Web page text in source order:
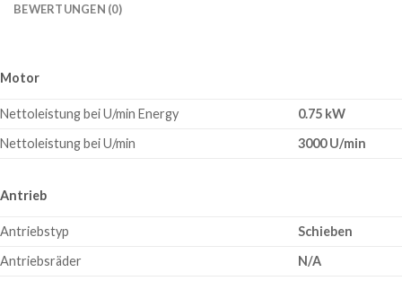
BEWERTUNGEN (0)
Motor
Nettoleistung bei U/min Energy
0.75 kW
Nettoleistung bei U/min
3000 U/min
Antrieb
Antriebstyp
Schieben
Antriebsräder
N/A